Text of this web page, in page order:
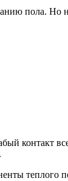
пола. Но
контакт
теплого